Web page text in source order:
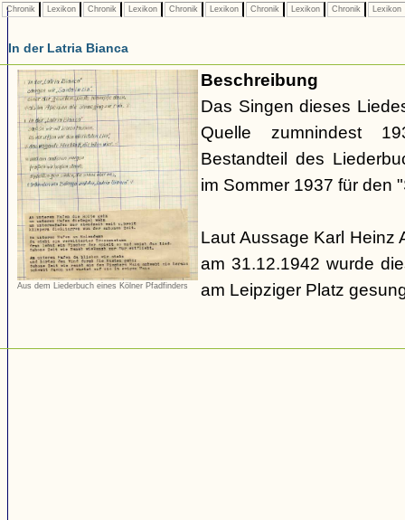
Chronik Lexikon Chronik Lexikon Chronik Lexikon Chronik Lexikon Chronik Lexikon
In der Latria Bianca
Aus dem Liederbuch eines Kölner Pfadfinders
Beschreibung
Das Singen dieses
Quelle zumnindest
Bestandteil des
im Sommer 1937 für den
Laut Aussage Karl Heinz
am 31.12.1942 wurde
am Leipziger Platz